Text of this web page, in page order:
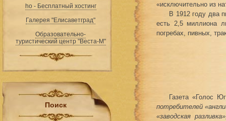
ho - Бесплатный хостинг
Галерея "Елисаветград"
Образовательно-
туристический центр "Веста-М"
Поиск
«исключительно из
В 1912 году два
есть 2,5 миллиона
погребах, пивных,
Газета «Голос
потребителей
«заводская